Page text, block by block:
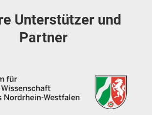
Unterstützer und
Partner